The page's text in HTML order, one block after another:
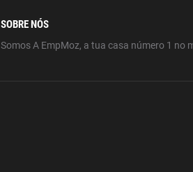
SOBRE NÓS
Somos A EmpMoz, a tua casa número 1 no